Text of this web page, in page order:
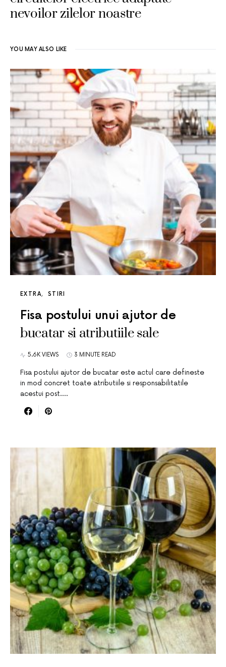
nevoilor zilelor noastre
YOU MAY ALSO LIKE
EXTRA STIRI
Fisa postului unui ajutor de
bucatar si atributiile sale
5.6K VIEWS 3 MINUTE READ
Fisa postului ajutor de bucatar este actul care defineste
in mod concret toate atributiile si responsabilitatile
acestui post.…